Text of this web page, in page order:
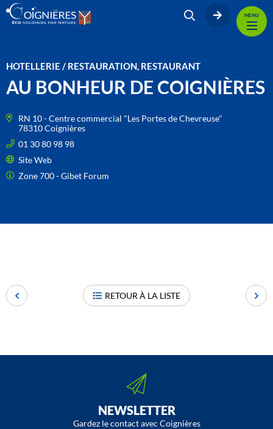
MENU
HOTELLERIE / RESTAURATION, RESTAURANT
AU BONHEUR DE COIGNIÈRES
RN 10 - Centre commercial "Les Portes de Chevreuse"
78310 Coignières
01 30 80 98 98
Site Web
Zone 700 - Gibet Forum
RETOUR À LA LISTE
NEWSLETTER
Gardez le contact avec Coignières